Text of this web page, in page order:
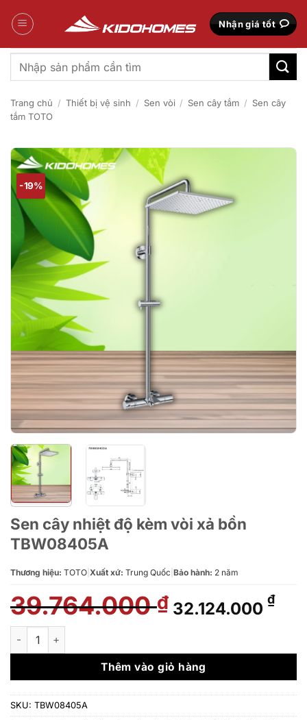
qua
Nhận giá tốt
Tìm
kiếm:
Trang chủ / Thiết bị vệ sinh / Sen vòi / Sen cây tắm / Sen cây
tắm TOTO
-19%
Sen cây nhiệt độ kèm vòi xả bồn
TBW08405A
Thương hiệu: TOTO Xuất xứ: Trung Quốc Bảo hành: 2 năm
39.764.000₫ Giá
gốc
39.764.000 ₫.
32.124.000 ₫Giá
là:
Sen cây nhiệt độ kèm vòi xả bồn TBW08405A số lượng
Thêm vào giỏ hàng
SKU: TBW08405A